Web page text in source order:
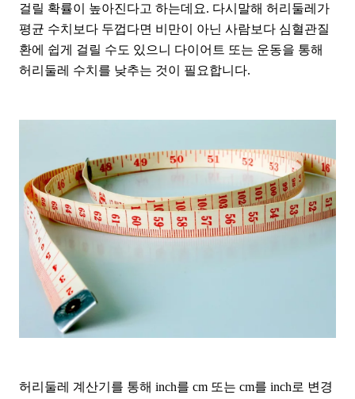
걸릴 확률이 높아진다고 하는데요. 다시말해 허리둘레가
평균 수치보다 두껍다면 비만이 아닌 사람보다 심혈관질
환에 쉽게 걸릴 수도 있으니 다이어트 또는 운동을 통해
허리둘레 수치를 낮추는 것이 필요합니다.
허리둘레 계산기를 통해 inch를 cm 또는 cm를 inch로 변경